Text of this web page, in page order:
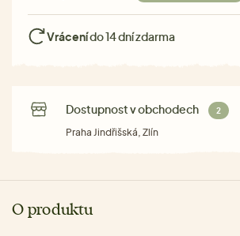
Vrácenído 14 dní zdarma
Dostupnost v obchodech 2
Praha Jindřišská, Zlín
O produktu